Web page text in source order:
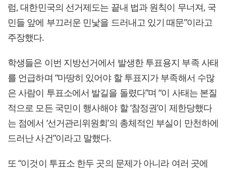
럼, 대한민국의 선거제도는 끝내 법과 원칙이 무너져, 국
민들 앞에 부끄러운 민낯을 드러내고 있기 때문”이라고
주장했다.
학생들은 이번 지방선거에서 발생한 투표용지 부족 사태
를 언급하며 “마땅히 있어야 할 투표지가 부족해서 수많
은 사람이 투표소에서 발길을 돌렸다”며 “이 사태는 본질
적으로 모든 국민이 행사해야 할 ‘참정권’이 제한당했다
는 점에서 ‘선거관리위원회’의 총체적인 부실이 만천하에
드러난 사건”이라고 말했다.
또 “이것이 투표소 한두 곳의 문제가 아니라 여러 곳에